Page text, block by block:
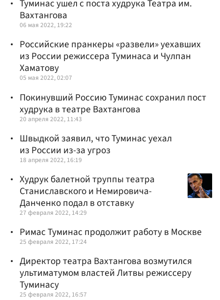
Туминас ушел с поста худрука Театра им.
Вахтангова
06 мая 2022, 19:22
Российские пранкеры «развели» уехавших
из России режиссера Туминаса и Чулпан
Хаматову
05 мая 2022, 02:07
Покинувший Россию Туминас сохранил пост
худрука в театре Вахтангова
20 апреля 2022, 11:43
Швыдкой заявил, что Туминас уехал
из России из-за угроз
18 апреля 2022, 16:19
Худрук балетной труппы театра
Станиславского и Немировича-
Данченко подал в отставку
27 февраля 2022, 14:29
Римас Туминас продолжит работу в Москве
25 февраля 2022, 17:24
Директор театра Вахтангова возмутился
ультиматумом властей Литвы режиссеру
Туминасу
25 февраля 2022, 16:57